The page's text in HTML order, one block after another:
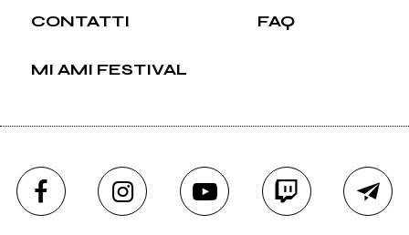
CONTATTI FAQ
MI AMI FESTIVAL